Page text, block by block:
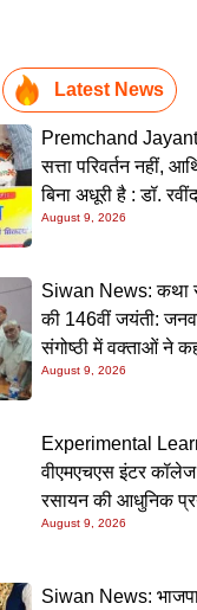
Latest News
Premchand
सत्ता परिवर्तन नहीं,
बिना अधूरी है : डॉ.
August 9, 2026
Siwan News: कथा
की 146वीं जयंती:
संगोष्ठी में वक्ताओं ने
प्रेमचंद की रचनाएं और
August 9, 2026
Experimental
वीएमएचएस इंटर
रसायन की आधुनिक
August 9, 2026
Siwan News: भाजपा